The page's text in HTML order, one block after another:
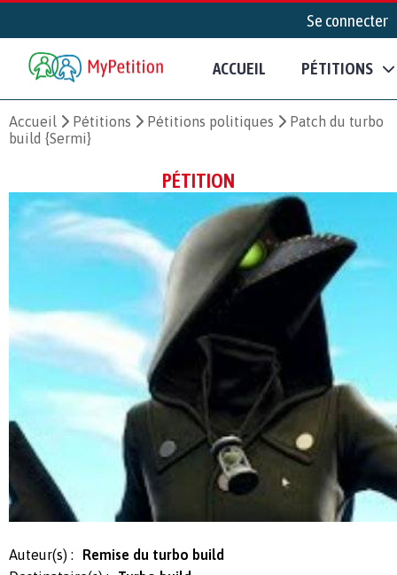
Se connecter
ACCUEIL PÉTITIONS
Accueil Pétitions Pétitions politiques
Patch du turbo
build {Sermi}
PÉTITION
Auteur(s) :
Remise du turbo build